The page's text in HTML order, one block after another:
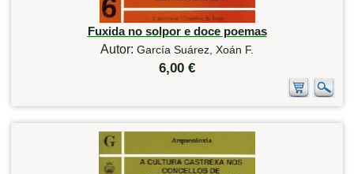
Fuxida no solpor e doce poemas
Autor: García Suárez, Xoán F.
6,00 €